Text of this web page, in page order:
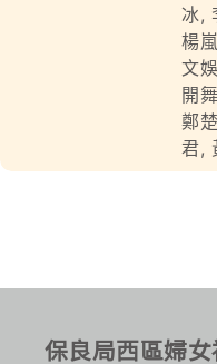
冰,
楊嵐
文
開
鄭
君,
保良局西區婦